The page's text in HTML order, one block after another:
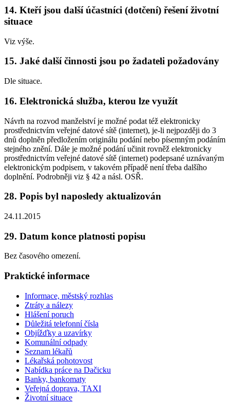
14. Kteří jsou další účastníci (dotčení) řešení životní
situace
Viz výše.
15. Jaké další činnosti jsou po žadateli požadovány
Dle situace.
16. Elektronická služba, kterou lze využít
Návrh na rozvod manželství je možné podat též elektronicky
prostřednictvím veřejné datové sítě (internet), je-li nejpozději do 3
dnů doplněn předložením originálu podání nebo písemným podáním
stejného znění. Dále je možné podání učinit rovněž elektronicky
prostřednictvím veřejné datové sítě (internet) podepsané uznávaným
elektronickým podpisem, v takovém případě není třeba dalšího
doplnění. Podrobněji viz § 42 a násl. OSŘ.
28. Popis byl naposledy aktualizován
24.11.2015
29. Datum konce platnosti popisu
Bez časového omezení.
Praktické informace
Informace, městský rozhlas
Ztráty a nálezy
Hlášení poruch
Důležitá telefonní čísla
Objížďky a uzavírky
Komunální odpady
Seznam lékařů
Lékařská pohotovost
Nabídka práce na Dačicku
Banky, bankomaty
Veřejná doprava, TAXI
Životní situace